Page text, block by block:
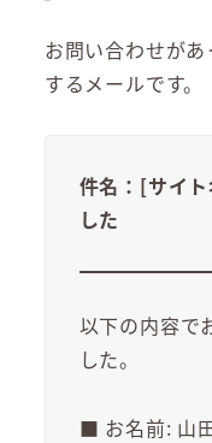
お問い合わせが
するメールです。
件名：[サイ
した
以下の内容で
した。
■ お名前: 山